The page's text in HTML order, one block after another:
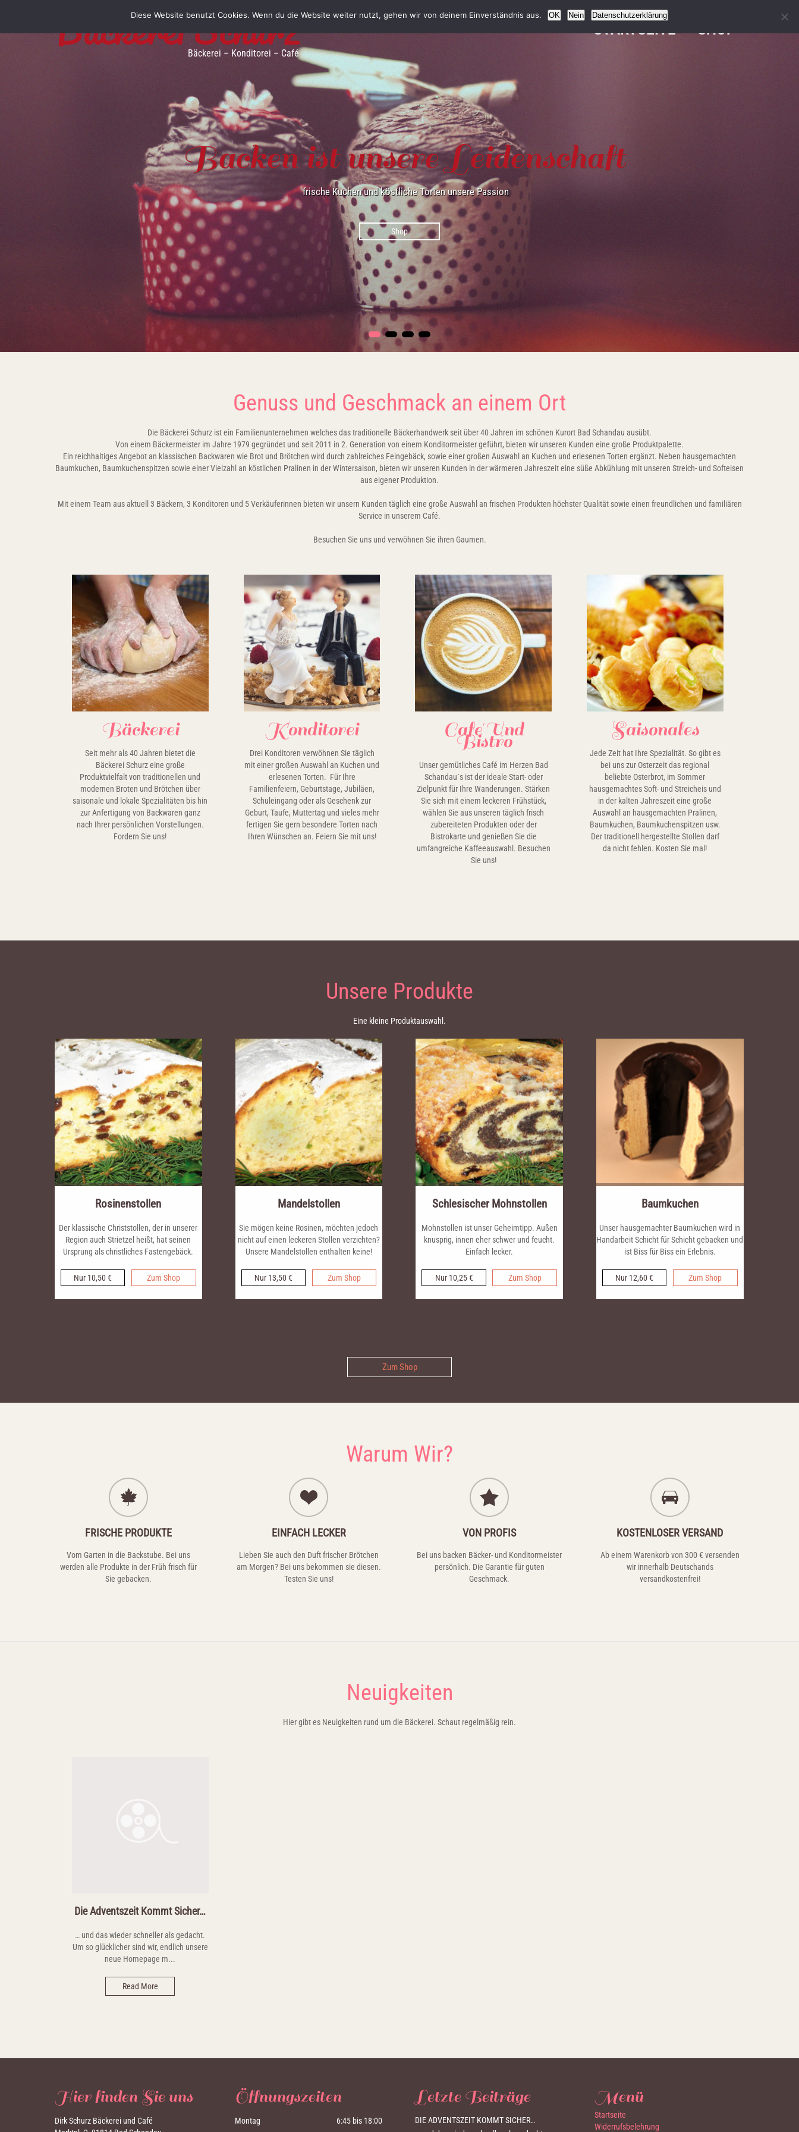
Backen ist unsere Leidenschaft
frische Kuchen und köstliche Torten unsere Passion
Shop
Bäckerei Schurz
Bäckerei – Konditorei – Café
STARTSEITE SHOP
Genuss und Geschmack an einem Ort
Die Bäckerei Schurz ist ein Familienunternehmen welches das traditionelle Bäckerhandwerk seit über 40 Jahren im schönen Kurort Bad Schandau ausübt.
Von einem Bäckermeister im Jahre 1979 gegründet und seit 2011 in 2. Generation von einem Konditormeister geführt, bieten wir unseren Kunden eine große Produktpalette.
Ein reichhaltiges Angebot an klassischen Backwaren wie Brot und Brötchen wird durch zahlreiches Feingebäck, sowie einer großen Auswahl an Kuchen und erlesenen Torten ergänzt. Neben hausgemachten
Baumkuchen, Baumkuchenspitzen sowie einer Vielzahl an köstlichen Pralinen in der Wintersaison, bieten wir unseren Kunden in der wärmeren Jahreszeit eine süße Abkühlung mit unseren Streich- und Softeisen
aus eigener Produktion.
Mit einem Team aus aktuell 3 Bäckern, 3 Konditoren und 5 Verkäuferinnen bieten wir unsern Kunden täglich eine große Auswahl an frischen Produkten höchster Qualität sowie einen freundlichen und familiären
Service in unserem Café.
Besuchen Sie uns und verwöhnen Sie ihren Gaumen.
Bäckerei
Seit mehr als 40 Jahren bietet die
Bäckerei Schurz eine große
Produktvielfalt von traditionellen und
modernen Broten und Brötchen über
saisonale und lokale Spezialitäten bis hin
zur Anfertigung von Backwaren ganz
nach Ihrer persönlichen Vorstellungen.
Fordern Sie uns!
Konditorei
Drei Konditoren verwöhnen Sie täglich
mit einer großen Auswahl an Kuchen und
erlesenen Torten. Für Ihre
Familienfeiern, Geburtstage, Jubiläen,
Schuleingang oder als Geschenk zur
Geburt, Taufe, Muttertag und vieles mehr
fertigen Sie gern besondere Torten nach
Ihren Wünschen an. Feiern Sie mit uns!
Cafe´und
Bistro
Unser gemütliches Café im Herzen Bad
Schandau´s ist der ideale Start- oder
Zielpunkt für Ihre Wanderungen. Stärken
Sie sich mit einem leckeren Frühstück,
wählen Sie aus unseren täglich frisch
zubereiteten Produkten oder der
Bistrokarte und genießen Sie die
umfangreiche Kaffeeauswahl. Besuchen
Sie uns!
Saisonales
Jede Zeit hat Ihre Spezialität. So gibt es
bei uns zur Osterzeit das regional
beliebte Osterbrot, im Sommer
hausgemachtes Soft- und Streicheis und
in der kalten Jahreszeit eine große
Auswahl an hausgemachten Pralinen,
Baumkuchen, Baumkuchenspitzen usw.
Der traditionell hergestellte Stollen darf
da nicht fehlen. Kosten Sie mal!
Unsere Produkte
Eine kleine Produktauswahl.
Rosinenstollen
Der klassische Christstollen, der in unserer
Region auch Strietzel heißt, hat seinen
Ursprung als christliches Fastengebäck.
Nur 10,50 € Zum Shop
Mandelstollen
Sie mögen keine Rosinen, möchten jedoch
nicht auf einen leckeren Stollen verzichten?
Unsere Mandelstollen enthalten keine!
Nur 13,50 € Zum Shop
Schlesischer Mohnstollen
Mohnstollen ist unser Geheimtipp. Außen
knusprig, innen eher schwer und feucht.
Einfach lecker.
Nur 10,25 € Zum Shop
Baumkuchen
Unser hausgemachter Baumkuchen wird in
Handarbeit Schicht für Schicht gebacken und
ist Biss für Biss ein Erlebnis.
Nur 12,60 € Zum Shop
Zum Shop
Warum Wir?
FRISCHE PRODUKTE
Vom Garten in die Backstube. Bei uns
werden alle Produkte in der Früh frisch für
Sie gebacken.
EINFACH LECKER
Lieben Sie auch den Duft frischer Brötchen
am Morgen? Bei uns bekommen sie diesen.
Testen Sie uns!
VON PROFIS
Bei uns backen Bäcker- und Konditormeister
persönlich. Die Garantie für guten
Geschmack.
KOSTENLOSER VERSAND
Ab einem Warenkorb von 300 € versenden
wir innerhalb Deutschands
versandkostenfrei!
Neuigkeiten
Hier gibt es Neuigkeiten rund um die Bäckerei. Schaut regelmäßig rein.
Die Adventszeit Kommt Sicher…
… und das wieder schneller als gedacht.
Um so glücklicher sind wir, endlich unsere
neue Homepage m...
Read More
Hier finden Sie uns
Dirk Schurz Bäckerei und Café
Öffnungszeiten
Montag 6:45 bis 18:00
Letzte Beiträge
DIE ADVENTSZEIT KOMMT SICHER…
Menü
Startseite
Widerrufsbelehrung
Diese Website benutzt Cookies. Wenn du die Website weiter nutzt, gehen wir von deinem Einverständnis aus. OK Nein Datenschutzerklärung